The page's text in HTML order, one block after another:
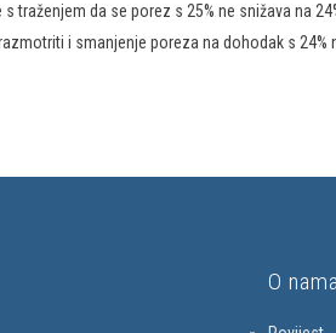
s traženjem da se porez s 25% ne snižava na
i smanjenje poreza na dohodak s
O nama